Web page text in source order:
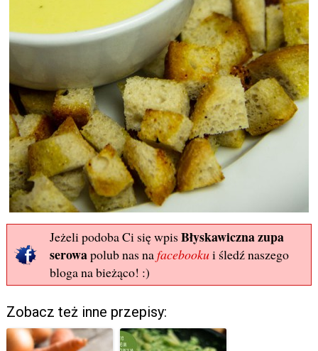
Jeżeli podoba Ci się wpisBłyskawiczna zupa
serowapolub nas nafacebookui śledź naszego
bloga na bieżąco! :)
Zobacz też inne przepisy: